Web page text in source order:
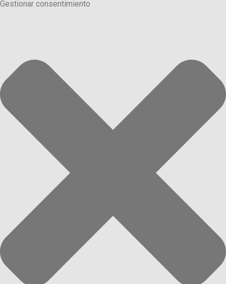
Gestionar consentimiento